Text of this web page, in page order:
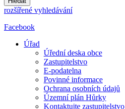
rozšířené vyhledávání
Facebook
Úřad
Úřední deska obce
Zastupitelstvo
E-podatelna
Povinné informace
Ochrana osobních údajů
Územní plán Hůrky
Kontaktujte zastupitelstvo